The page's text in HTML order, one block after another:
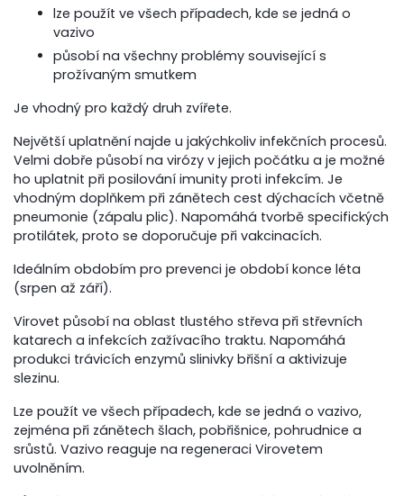
lze použít ve všech případech, kde se jedná o
vazivo
působí na všechny problémy související s
prožívaným smutkem
Je vhodný pro každý druh zvířete.
Největší uplatnění najde u jakýchkoliv infekčních procesů.
Velmi dobře působí na virózy v jejich počátku a je možné
ho uplatnit při posilování imunity proti infekcím. Je
vhodným doplňkem při zánětech cest dýchacích včetně
pneumonie (zápalu plic). Napomáhá tvorbě specifických
protilátek, proto se doporučuje při vakcinacích.
Ideálním obdobím pro prevenci je období konce léta
(srpen až září).
Virovet působí na oblast tlustého střeva při střevních
katarech a infekcích zažívacího traktu. Napomáhá
produkci trávicích enzymů slinivky břišní a aktivizuje
slezinu.
Lze použít ve všech případech, kde se jedná o vazivo,
zejména při zánětech šlach, pobřišnice, pohrudnice a
srůstů. Vazivo reaguje na regeneraci Virovetem
uvolněním.